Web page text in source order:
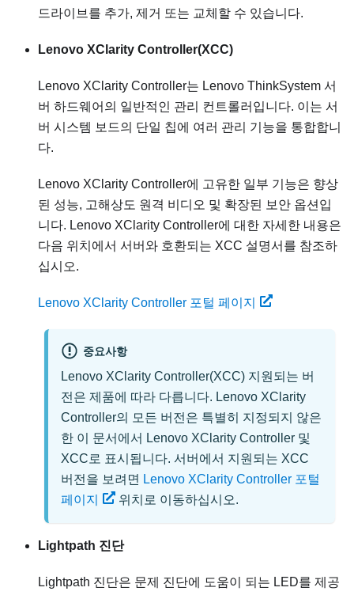
드라이브를 추가, 제거 또는 교체할 수 있습니다.
Lenovo XClarity Controller(XCC)
Lenovo XClarity Controller는 Lenovo ThinkSystem 서
버 하드웨어의 일반적인 관리 컨트롤러입니다. 이는 서
버 시스템 보드의 단일 칩에 여러 관리 기능을 통합합니
다.
Lenovo XClarity Controller에 고유한 일부 기능은 향상
된 성능, 고해상도 원격 비디오 및 확장된 보안 옵션입
니다. Lenovo XClarity Controller에 대한 자세한 내용은
다음 위치에서 서버와 호환되는 XCC 설명서를 참조하
십시오.
Lenovo XClarity Controller 포털 페이지
중요사항
Lenovo XClarity Controller(XCC) 지원되는 버
전은 제품에 따라 다릅니다. Lenovo XClarity
Controller의 모든 버전은 특별히 지정되지 않은
한 이 문서에서 Lenovo XClarity Controller 및
XCC로 표시됩니다. 서버에서 지원되는 XCC
버전을 보려면 Lenovo XClarity Controller 포털
페이지
위치로 이동하십시오.
Lightpath 진단
Lightpath 진단은 문제 진단에 도움이 되는 LED를 제공